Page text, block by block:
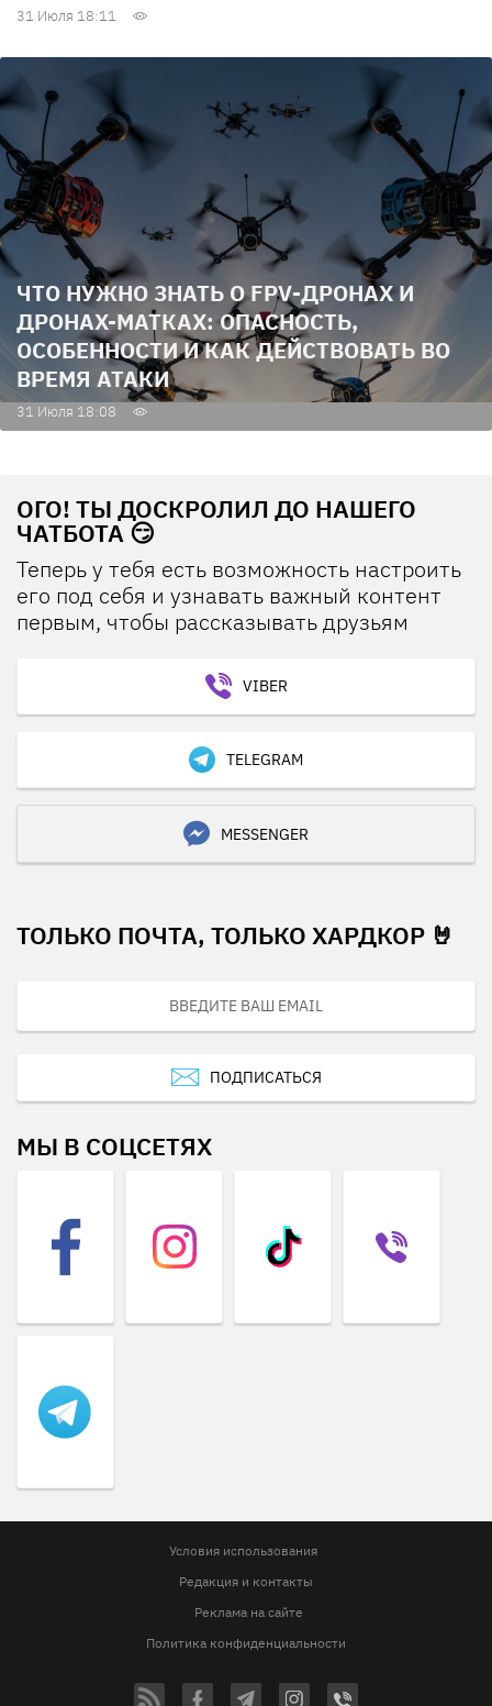
31 Июля 18:11
ЧТО НУЖНО ЗНАТЬ О FPV-ДРОНАХ И
ДРОНАХ-МАТКАХ: ОПАСНОСТЬ,
ОСОБЕННОСТИ И КАК ДЕЙСТВОВАТЬ ВО
ВРЕМЯ АТАКИ
31 Июля 18:08
ОГО! ТЫ ДОСКРОЛИЛ ДО НАШЕГО
ЧАТБОТА 😏
Теперь у тебя есть возможность настроить
его под себя и узнавать важный контент
первым, чтобы рассказывать друзьям
VIBER
TELEGRAM
MESSENGER
ТОЛЬКО ПОЧТА, ТОЛЬКО ХАРДКОР 🤘
ПОДПИСАТЬСЯ
МЫ В СОЦСЕТЯХ
Условия использования
Редакция и контакты
Реклама на сайте
Политика конфиденциальности